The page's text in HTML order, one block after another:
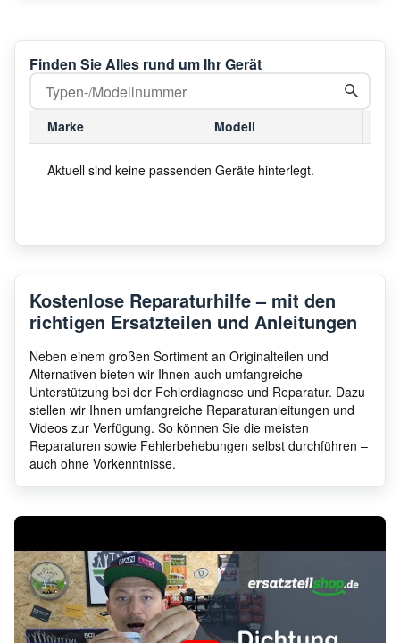
Finden Sie Alles rund um Ihr Gerät
Marke Modell
Aktuell sind keine passenden Geräte hinterlegt.
Kostenlose Reparaturhilfe – mit den
richtigen Ersatzteilen und Anleitungen
Neben einem großen Sortiment an Originalteilen und
Alternativen bieten wir Ihnen auch umfangreiche
Unterstützung bei der Fehlerdiagnose und Reparatur. Dazu
stellen wir Ihnen umfangreiche Reparaturanleitungen und
Videos zur Verfügung. So können Sie die meisten
Reparaturen sowie Fehlerbehebungen selbst durchführen –
auch ohne Vorkenntnisse.